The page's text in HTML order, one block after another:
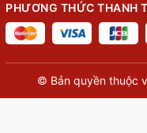
PHƯƠNG THỨC THANH
© Bản quyền thuộc